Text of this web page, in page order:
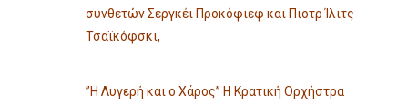
συνθετών Σεργκέι Προκόφιεφ και Πιοτρ Ίλιτς
Τσαϊκόφσκι,
”Η Λυγερή και ο Χάρος” Η Κρατική Ορχήστρα